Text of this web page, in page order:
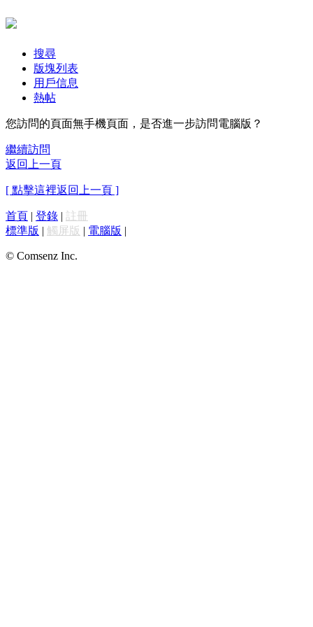
搜尋
版塊列表
用戶信息
熱帖
您訪問的頁面無手機頁面，是否進一步訪問電腦版？
繼續訪問
返回上一頁
[ 點擊這裡返回上一頁 ]
首頁 | 登錄 | 註冊
標準版 | 觸屏版 | 電腦版 |
© Comsenz Inc.